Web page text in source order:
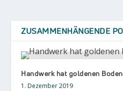
ZUSAMMENHÄNGENDE
Handwerk hat goldenen Boden
1. Dezember 2019